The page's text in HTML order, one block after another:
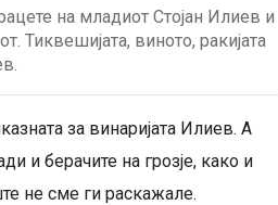
на младиот Стојан Илиев и
Тиквешијата, виното, ракијата
за винаријата Илиев. А
и берачите на грозје, како и
не сме ги раскажале.